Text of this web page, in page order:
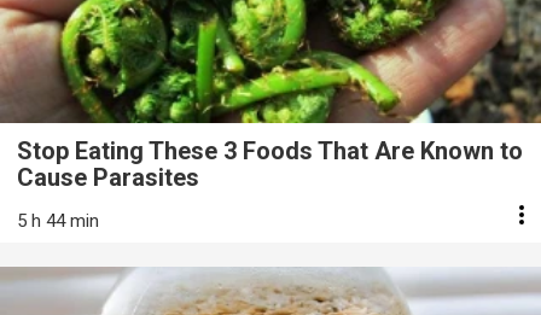
Stop Eating These 3 Foods That Are Known to
Cause Parasites
5 h 44 min